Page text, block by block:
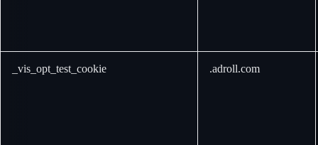
_vis_opt_test_cookie .adroll.com